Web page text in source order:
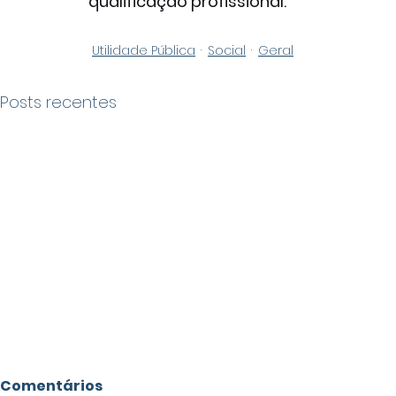
Utilidade Pública Social Geral
Posts recentes
Comentários